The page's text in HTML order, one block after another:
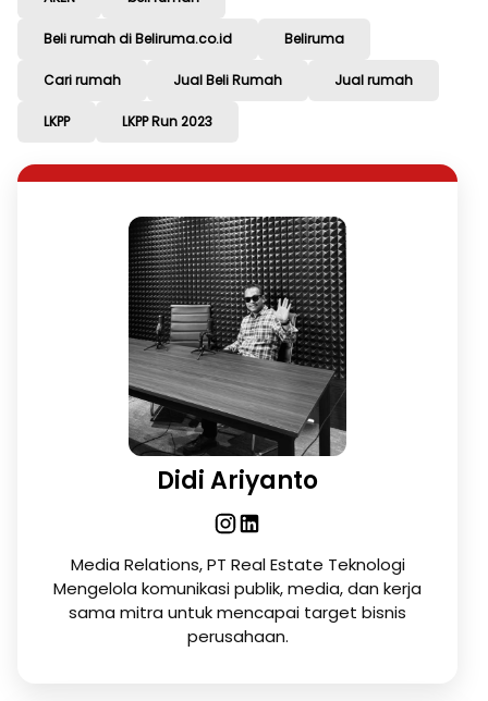
Beli rumah di Beliruma.co.id Beliruma
Cari rumah Jual Beli Rumah Jual rumah
LKPP LKPP Run 2023
Didi Ariyanto
Media Relations, PT Real Estate Teknologi
Mengelola komunikasi publik, media, dan kerja
sama mitra untuk mencapai target bisnis
perusahaan.